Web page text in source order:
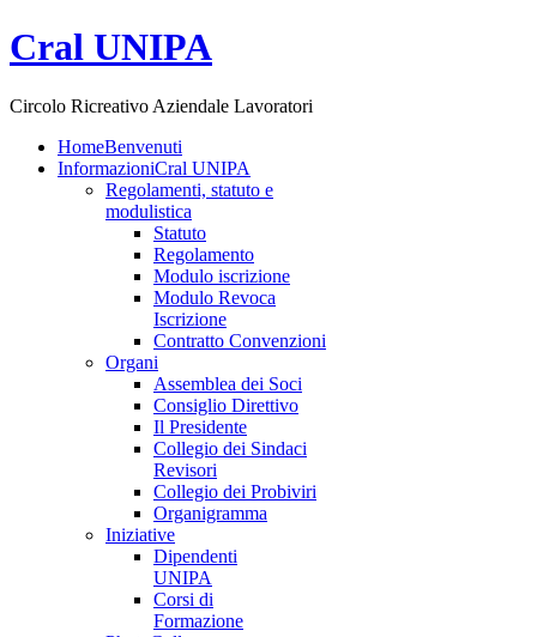
Cral UNIPA
Circolo Ricreativo Aziendale Lavoratori
HomeBenvenuti
InformazioniCral UNIPA
Regolamenti, statuto e
modulistica
Statuto
Regolamento
Modulo iscrizione
Modulo Revoca
Iscrizione
Contratto Convenzioni
Organi
Assemblea dei Soci
Consiglio Direttivo
Il Presidente
Collegio dei Sindaci
Revisori
Collegio dei Probiviri
Organigramma
Iniziative
Dipendenti
UNIPA
Corsi di
Formazione